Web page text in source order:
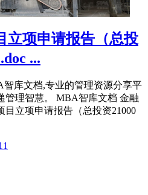
立项申请报告（总投
...
智库文档,专业的管理资源分享平
管理智慧。 MBA智库文档 金融
目立项申请报告（总投资21000